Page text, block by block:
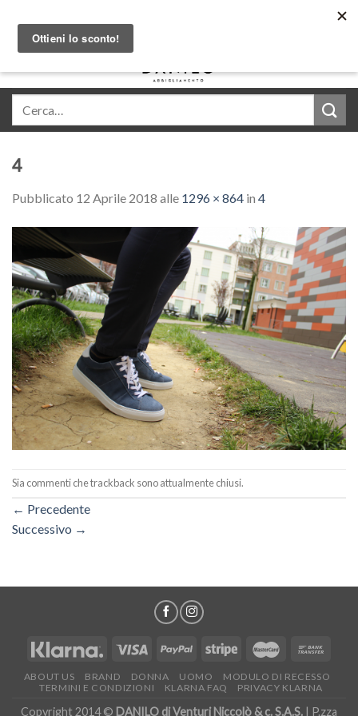
content
4
Pubblicato 12 Aprile 2018 alle 1296 × 864 in 4
Sia commenti che trackback sono attualmente chiusi.
← Precedente
Successivo →
ABOUT US BRAND DONNA UOMO
MODULO DI RECESSO
TERMINI E CONDIZIONI
KLARNA FAQ PRIVACY KLARNA
Copyright 2014 © DANILO di Venturi Niccolò & c. S.A.S. | P.zza